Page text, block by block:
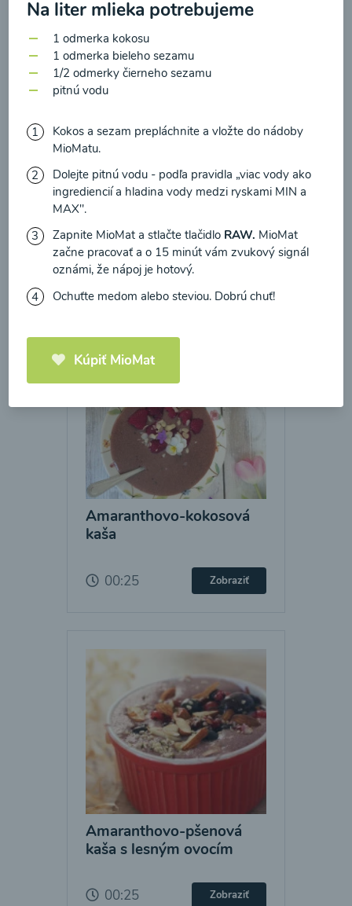
Brokolicové cappuccino
Načítať ďalšie
Kaše
Amaranthovo-kokosová
kaša
00:25 Zobraziť
Amaranthovo-pšenová
kaša s lesným ovocím
00:25 Zobraziť
Na liter mlieka potrebujeme
1 odmerka kokosu
1 odmerka bieleho sezamu
1/2 odmerky čierneho sezamu
pitnú vodu
Kokos a sezam prepláchnite a vložte do nádoby
MioMatu.
Dolejte pitnú vodu - podľa pravidla „viac vody ako
ingrediencií a hladina vody medzi ryskami MIN a
MAX".
Zapnite MioMat a stlačte tlačidlo RAW. MioMat
začne pracovať a o 15 minút vám zvukový signál
oznámi, že nápoj je hotový.
Ochuťte medom alebo steviou. Dobrú chuť!
Kúpiť MioMat
údajova súhlasím s nimi.